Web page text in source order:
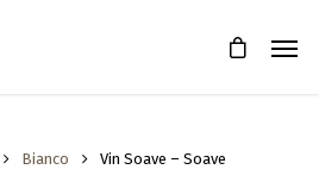
Bianco
Vin Soave – Soave